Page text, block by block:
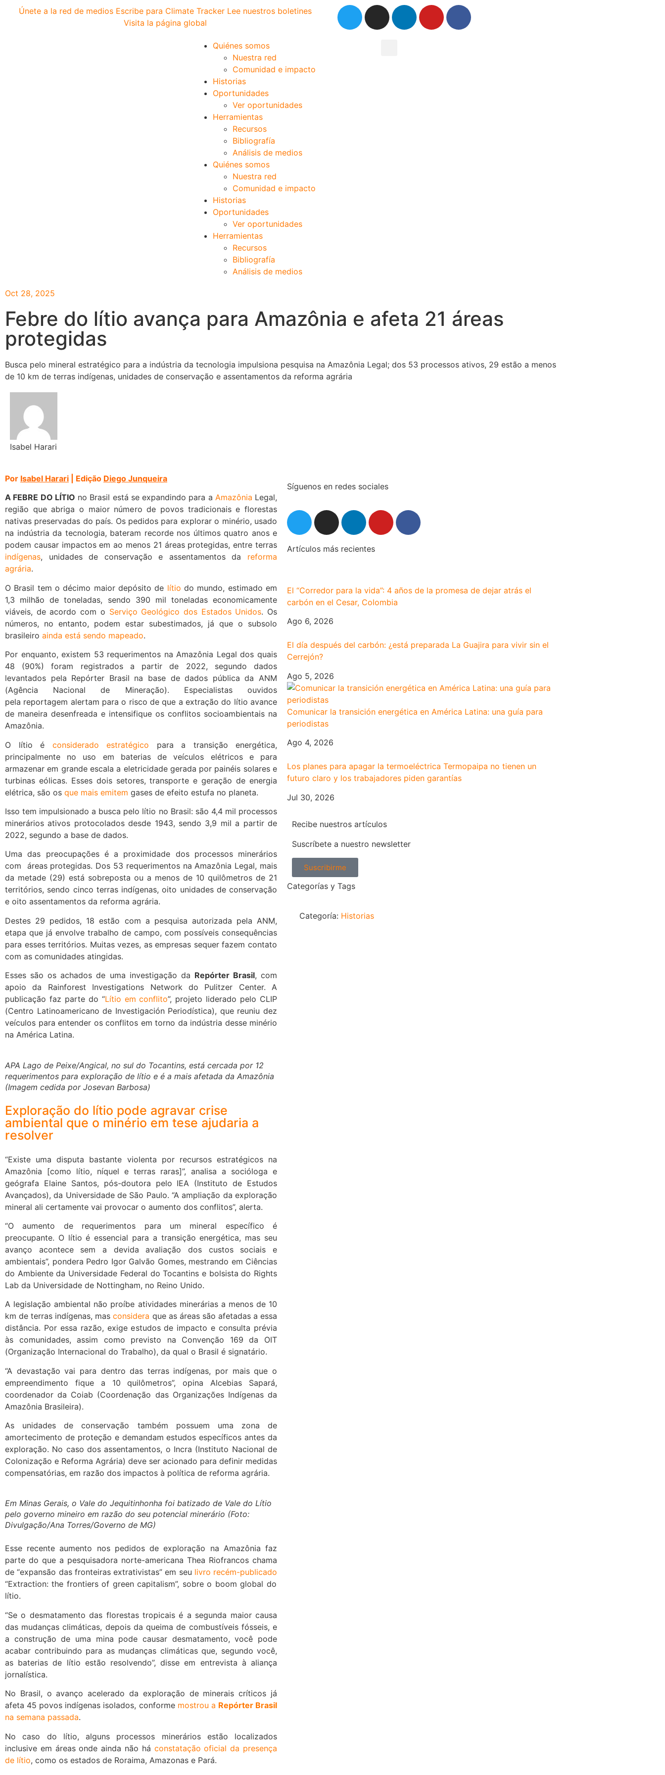
Únete a la red de medios Escribe para Climate Tracker Lee nuestros boletines
Visita la página global
Quiénes somos
Nuestra red
Comunidad e impacto
Historias
Oportunidades
Ver oportunidades
Herramientas
Recursos
Bibliografía
Análisis de medios
Quiénes somos
Nuestra red
Comunidad e impacto
Historias
Oportunidades
Ver oportunidades
Herramientas
Recursos
Bibliografía
Análisis de medios
Oct 28, 2025
Febre do lítio avança para Amazônia e afeta 21 áreas
protegidas
Busca pelo mineral estratégico para a indústria da tecnologia impulsiona pesquisa na Amazônia Legal; dos 53 processos ativos, 29 estão a menos
de 10 km de terras indígenas, unidades de conservação e assentamentos da reforma agrária
Isabel Harari
Por Isabel Harari | Edição Diego Junqueira
A FEBRE DO LÍTIO no Brasil está se expandindo para a Amazônia Legal,
região que abriga o maior número de povos tradicionais e florestas
nativas preservadas do país. Os pedidos para explorar o minério, usado
na indústria da tecnologia, bateram recorde nos últimos quatro anos e
podem causar impactos em ao menos 21 áreas protegidas, entre terras
indígenas, unidades de conservação e assentamentos da reforma
agrária.
O Brasil tem o décimo maior depósito de lítio do mundo, estimado em
1,3 milhão de toneladas, sendo 390 mil toneladas economicamente
viáveis, de acordo com o Serviço Geológico dos Estados Unidos. Os
números, no entanto, podem estar subestimados, já que o subsolo
brasileiro ainda está sendo mapeado.
Por enquanto, existem 53 requerimentos na Amazônia Legal dos quais
48 (90%) foram registrados a partir de 2022, segundo dados
levantados pela Repórter Brasil na base de dados pública da ANM
(Agência Nacional de Mineração). Especialistas ouvidos
pela reportagem alertam para o risco de que a extração do lítio avance
de maneira desenfreada e intensifique os conflitos socioambientais na
Amazônia.
O lítio é considerado estratégico para a transição energética,
principalmente no uso em baterias de veículos elétricos e para
armazenar em grande escala a eletricidade gerada por painéis solares e
turbinas eólicas. Esses dois setores, transporte e geração de energia
elétrica, são os que mais emitem gases de efeito estufa no planeta.
Isso tem impulsionado a busca pelo lítio no Brasil: são 4,4 mil processos
minerários ativos protocolados desde 1943, sendo 3,9 mil a partir de
2022, segundo a base de dados.
Uma das preocupações é a proximidade dos processos minerários
com áreas protegidas. Dos 53 requerimentos na Amazônia Legal, mais
da metade (29) está sobreposta ou a menos de 10 quilômetros de 21
territórios, sendo cinco terras indígenas, oito unidades de conservação
e oito assentamentos da reforma agrária.
Destes 29 pedidos, 18 estão com a pesquisa autorizada pela ANM,
etapa que já envolve trabalho de campo, com possíveis consequências
para esses territórios. Muitas vezes, as empresas sequer fazem contato
com as comunidades atingidas.
Esses são os achados de uma investigação da Repórter Brasil, com
apoio da Rainforest Investigations Network do Pulitzer Center. A
publicação faz parte do “Lítio em conflito”, projeto liderado pelo CLIP
(Centro Latinoamericano de Investigación Periodística), que reuniu dez
veículos para entender os conflitos em torno da indústria desse minério
na América Latina.
APA Lago de Peixe/Angical, no sul do Tocantins, está cercada por 12
requerimentos para exploração de lítio e é a mais afetada da Amazônia
(Imagem cedida por Josevan Barbosa)
Exploração do lítio pode agravar crise
ambiental que o minério em tese ajudaria a
resolver
“Existe uma disputa bastante violenta por recursos estratégicos na
Amazônia [como lítio, níquel e terras raras]”, analisa a socióloga e
geógrafa Elaine Santos, pós-doutora pelo IEA (Instituto de Estudos
Avançados), da Universidade de São Paulo. “A ampliação da exploração
mineral ali certamente vai provocar o aumento dos conflitos”, alerta.
“O aumento de requerimentos para um mineral específico é
preocupante. O lítio é essencial para a transição energética, mas seu
avanço acontece sem a devida avaliação dos custos sociais e
ambientais”, pondera Pedro Igor Galvão Gomes, mestrando em Ciências
do Ambiente da Universidade Federal do Tocantins e bolsista do Rights
Lab da Universidade de Nottingham, no Reino Unido.
A legislação ambiental não proíbe atividades minerárias a menos de 10
km de terras indígenas, masconsidera que as áreas são afetadas a essa
distância. Por essa razão, exige estudos de impacto e consulta prévia
às comunidades, assim como previsto na Convenção 169 da OIT
(Organização Internacional do Trabalho), da qual o Brasil é signatário.
“A devastação vai para dentro das terras indígenas, por mais que o
empreendimento fique a 10 quilômetros”, opina Alcebias Sapará,
coordenador da Coiab (Coordenação das Organizações Indígenas da
Amazônia Brasileira).
As unidades de conservação também possuem uma zona de
amortecimento de proteção e demandam estudos específicos antes da
exploração. No caso dos assentamentos, o Incra (Instituto Nacional de
Colonização e Reforma Agrária) deve ser acionado para definir medidas
compensatórias, em razão dos impactos à política de reforma agrária.
Em Minas Gerais, o Vale do Jequitinhonha foi batizado de Vale do Lítio
pelo governo mineiro em razão do seu potencial minerário (Foto:
Divulgação/Ana Torres/Governo de MG)
Esse recente aumento nos pedidos de exploração na Amazônia faz
parte do que a pesquisadora norte-americana Thea Riofrancos chama
de “expansão das fronteiras extrativistas” em seu livro recém-publicado
“Extraction: the frontiers of green capitalism”, sobre o boom global do
lítio.
“Se o desmatamento das florestas tropicais é a segunda maior causa
das mudanças climáticas, depois da queima de combustíveis fósseis, e
a construção de uma mina pode causar desmatamento, você pode
acabar contribuindo para as mudanças climáticas que, segundo você,
as baterias de lítio estão resolvendo”, disse em entrevista à aliança
jornalística.
No Brasil, o avanço acelerado da exploração de minerais críticos já
afeta 45 povos indígenas isolados, conforme mostrou a Repórter Brasil
na semana passada.
No caso do lítio, alguns processos minerários estão localizados
inclusive em áreas onde ainda não há constatação oficial da presença
de lítio, como os estados de Roraima, Amazonas e Pará.
Síguenos en redes sociales
Artículos más recientes
El “Corredor para la vida”: 4 años de la promesa de dejar atrás el
carbón en el Cesar, Colombia
Ago 6, 2026
El día después del carbón: ¿está preparada La Guajira para vivir sin el
Cerrejón?
Ago 5, 2026
Comunicar la transición energética en América Latina: una guía para
periodistas
Ago 4, 2026
Los planes para apagar la termoeléctrica Termopaipa no tienen un
futuro claro y los trabajadores piden garantías
Jul 30, 2026
Recibe nuestros artículos
Suscríbete a nuestro newsletter
Suscribirme
Categorías y Tags
Categoría: Historias